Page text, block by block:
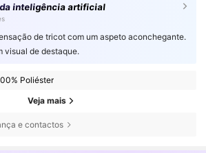
inteligência artificial
de tricot com um aspeto aconchegante.
visual de destaque.
Poliéster
Veja mais
e contactos